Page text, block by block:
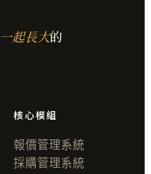
一起長大的
核心模組
報價管理系統
採購管理系統